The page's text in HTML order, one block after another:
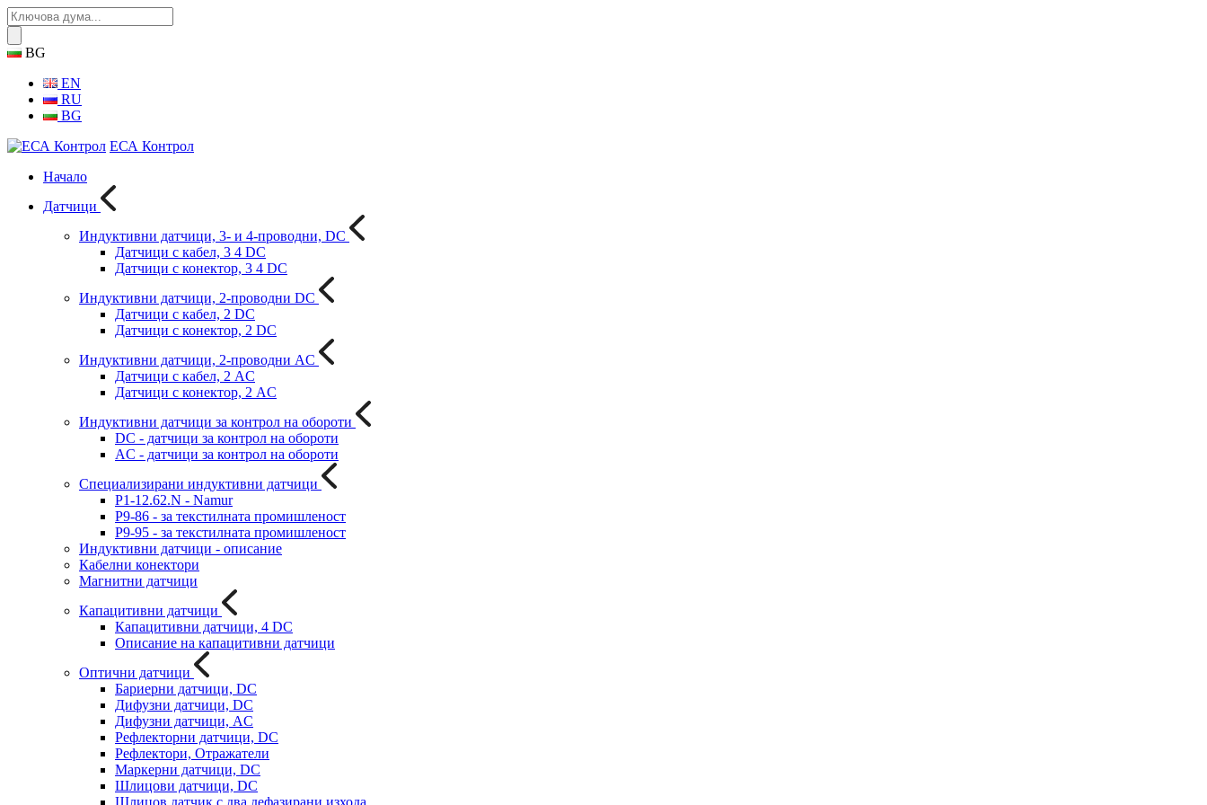
BG
EN
RU
BG
ЕСА Контрол
Начало
Датчици
Индуктивни датчици, 3- и 4-проводни, DC
Датчици с кабел, 3 4 DC
Датчици с конектор, 3 4 DC
Индуктивни датчици, 2-проводни DC
Датчици с кабел, 2 DC
Датчици с конектор, 2 DC
Индуктивни датчици, 2-проводни AC
Датчици с кабел, 2 AC
Датчици с конектор, 2 AC
Индуктивни датчици за контрол на обороти
DC - датчици за контрол на обороти
AC - датчици за контрол на обороти
Специализирани индуктивни датчици
P1-12.62.N - Namur
P9-86 - за текстилната промишленост
P9-95 - за текстилната промишленост
Индуктивни датчици - описание
Кабелни конектори
Магнитни датчици
Капацитивни датчици
Капацитивни датчици, 4 DC
Описание на капацитивни датчици
Оптични датчици
Бариерни датчици, DC
Дифузни датчици, DC
Дифузни датчици, AC
Рефлекторни датчици, DC
Рефлектори, Отражатели
Маркерни датчици, DC
Шлицови датчици, DC
Шлицов датчик с два дефазирани изхода